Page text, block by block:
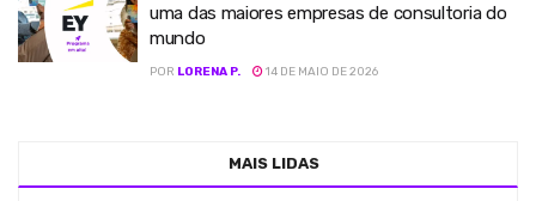
uma das maiores empresas de consultoria do
mundo
POR LORENA P. 14 DE MAIO DE 2026
MAIS LIDAS